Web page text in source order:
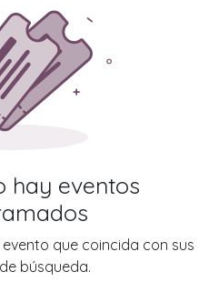
hay eventos
que coincida con sus
búsqueda.